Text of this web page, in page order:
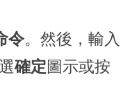
令。然後，輸入
確定圖示或按